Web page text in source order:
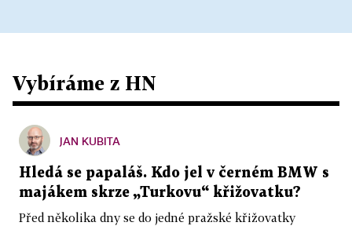
Vybíráme z HN
JAN KUBITA
Hledá se papaláš. Kdo jel v černém BMW s
majákem skrze „Turkovu“ křižovatku?
Před několika dny se do jedné pražské křižovatky